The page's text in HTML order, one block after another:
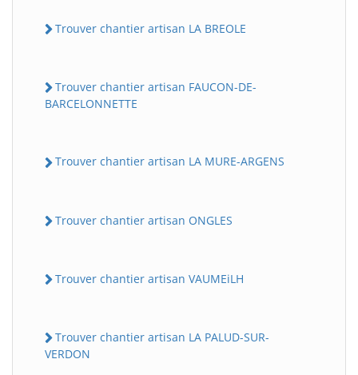
Trouver chantier artisan LA BREOLE
Trouver chantier artisan FAUCON-DE-
BARCELONNETTE
Trouver chantier artisan LA MURE-ARGENS
Trouver chantier artisan ONGLES
Trouver chantier artisan VAUMEiLH
Trouver chantier artisan LA PALUD-SUR-
VERDON